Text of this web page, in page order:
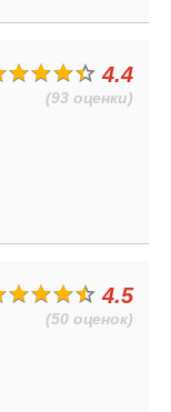
4.4
(93 оценки)
4.5
(50 оценок)